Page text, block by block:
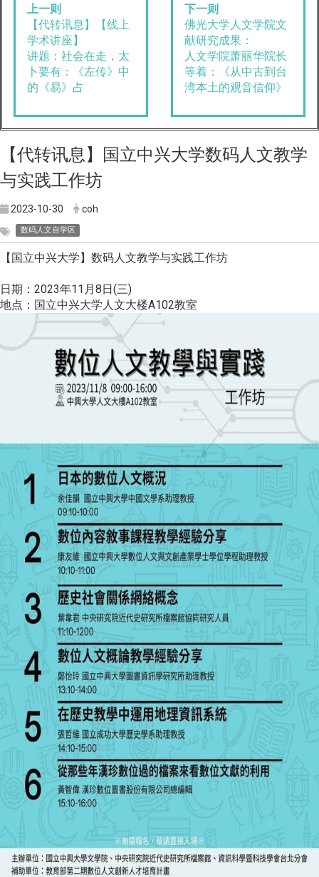
上一则
【代转讯息】【线上
学术讲座】
讲题：社会在走，太
卜要有：《左传》中
的《易》占
下一则
佛光大学人文学院文
献研究成果：
人文学院萧丽华院长
等着：《从中古到台
湾本土的观音信仰》
【代转讯息】国立中兴大学数码人文教学
与实践工作坊
2023-10-30 coh
数码人文自学区
【国立中兴大学】数码人文教学与实践工作坊
日期：2023年11月8日(三)
地点：国立中兴大学人文大楼A102教室